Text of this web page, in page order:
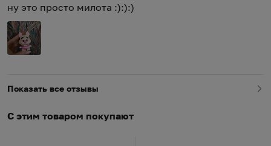
ну это просто милота :):):)
Показать все отзывы
С этим товаром покупают